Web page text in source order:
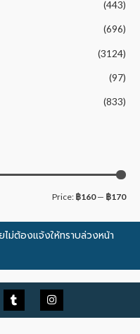
(443)
(696)
(3124)
(97)
(833)
Price: ฿160— ฿170
ม่ต้องแจ้งให้ทราบล่วงหน้า